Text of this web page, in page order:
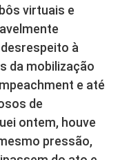
virtuais e
à
da mobilização
e até
de
ontem, houve
pressão,